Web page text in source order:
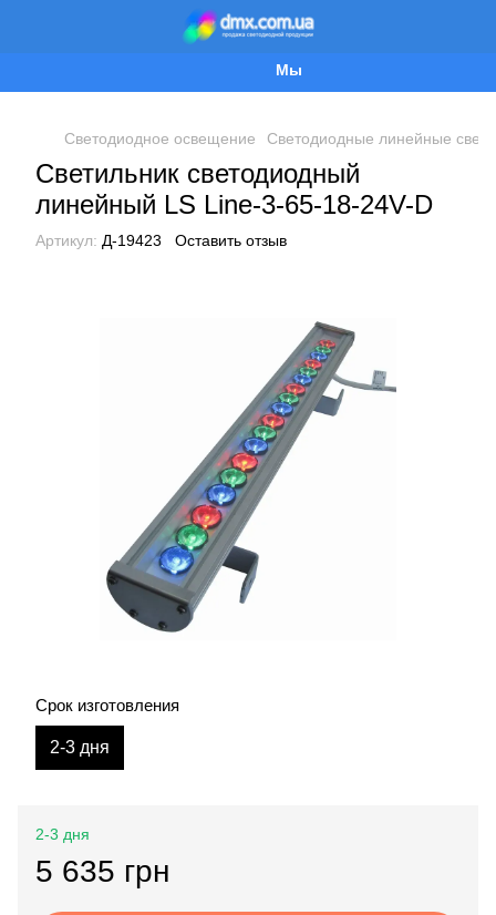
Мы работаем!
Светодиодное освещение Светодиодные линейные
Светильник светодиодный
линейный LS Line-3-65-18-24V-D
Артикул: Д-19423 Оставить отзыв
Срок изготовления
2-3 дня
2-3 дня
5 635 грн